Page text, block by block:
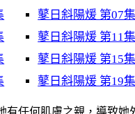
鼕日斜陽煖 第07集
鼕日斜陽煖 第11集
鼕日斜陽煖 第15集
鼕日斜陽煖 第19集
有任何肌膚之親，導致